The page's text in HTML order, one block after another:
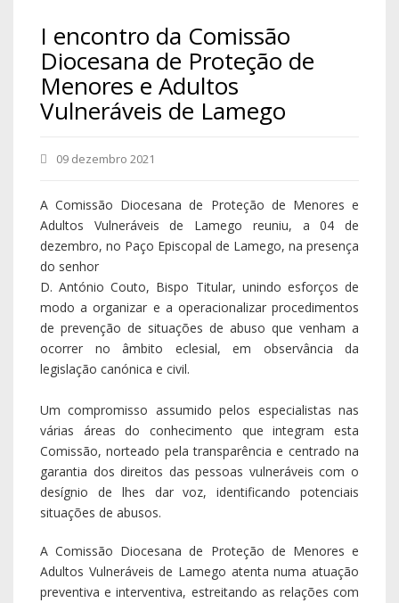
I encontro da Comissão
Diocesana de Proteção de
Menores e Adultos
Vulneráveis de Lamego
09 dezembro 2021
A Comissão Diocesana de Proteção de Menores e
Adultos Vulneráveis de Lamego reuniu, a 04 de
dezembro, no Paço Episcopal de Lamego, na presença
do senhor
D. António Couto, Bispo Titular, unindo esforços de
modo a organizar e a operacionalizar procedimentos
de prevenção de situações de abuso que venham a
ocorrer no âmbito eclesial, em observância da
legislação canónica e civil.
Um compromisso assumido pelos especialistas nas
várias áreas do conhecimento que integram esta
Comissão, norteado pela transparência e centrado na
garantia dos direitos das pessoas vulneráveis com o
desígnio de lhes dar voz, identificando potenciais
situações de abusos.
A Comissão Diocesana de Proteção de Menores e
Adultos Vulneráveis de Lamego atenta numa atuação
preventiva e interventiva, estreitando as relações com